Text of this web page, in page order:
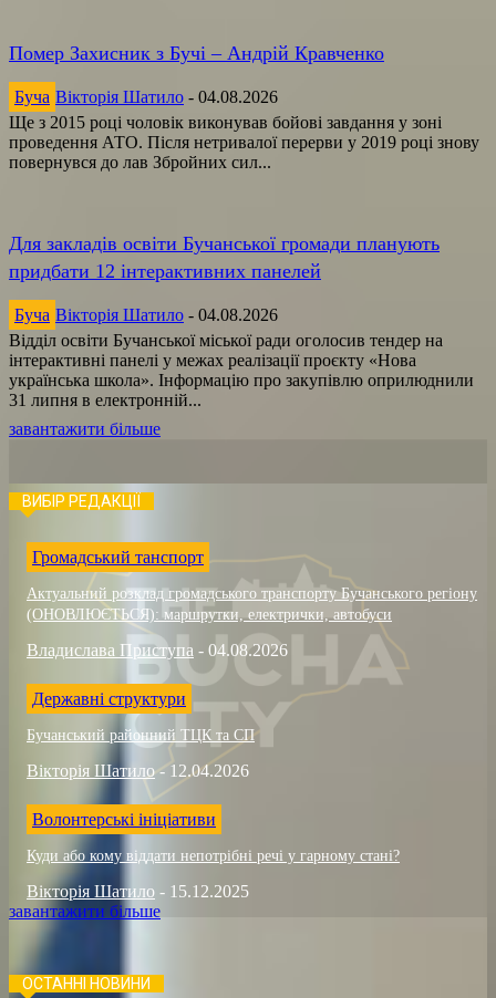
Помер Захисник з Бучі – Андрій Кравченко
Буча Вікторія Шатило - 04.08.2026
Ще з 2015 році чоловік виконував бойові завдання у зоні
проведення АТО. Після нетривалої перерви у 2019 році знову
повернувся до лав Збройних сил...
Для закладів освіти Бучанської громади планують
придбати 12 інтерактивних панелей
Буча Вікторія Шатило - 04.08.2026
Відділ освіти Бучанської міської ради оголосив тендер на
інтерактивні панелі у межах реалізації проєкту «Нова
українська школа». Інформацію про закупівлю оприлюднили
31 липня в електронній...
завантажити більше
ВИБІР РЕДАКЦІЇ
Громадський танспорт
Актуальний розклад громадського транспорту Бучанського регіону
(ОНОВЛЮЄТЬСЯ): маршрутки, електрички, автобуси
Владислава Приступа - 04.08.2026
Державні структури
Бучанський районний ТЦК та СП
Вікторія Шатило - 12.04.2026
Волонтерські ініціативи
Куди або кому віддати непотрібні речі у гарному стані?
Вікторія Шатило - 15.12.2025
завантажити більше
ОСТАННІ НОВИНИ